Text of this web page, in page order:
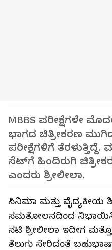
MBBS ಪರೀಕ್ಷೆಗಳೇ
ಭಾಗದ ಚಿತ್ರೀಕರಣ
ಪರೀಕ್ಷೆಗಳಿಗೆ
ಸೆಟ್‌ಗೆ ಹಿಂದಿರುಗಿ
ಎಂದರು ಶ್ರೀಲೀಲಾ.
ಸಿನಿಮಾ ಮತ್ತು ವೈದ್ಯಕೀಯ
ಸಮತೋಲನದಿಂದ ನಿಭಾಯಿಸಿ
ನಟಿ ಶ್ರೀಲೀಲಾ ಇದೀಗ
ತೆಲುಗು ಸೇರಿದಂತೆ